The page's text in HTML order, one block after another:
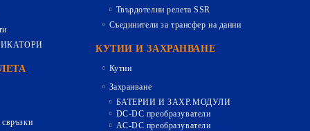
свръзки
Твърдотелни релета SSR
Съединители за трансфер на данни
КУТИИ И ЗАХРАНВАНЕ
Кутии
Захранване
БАТЕРИИ И ЗАХР.МОДУЛИ
DC-DC преобразуватели
AC-DC преобразуватели